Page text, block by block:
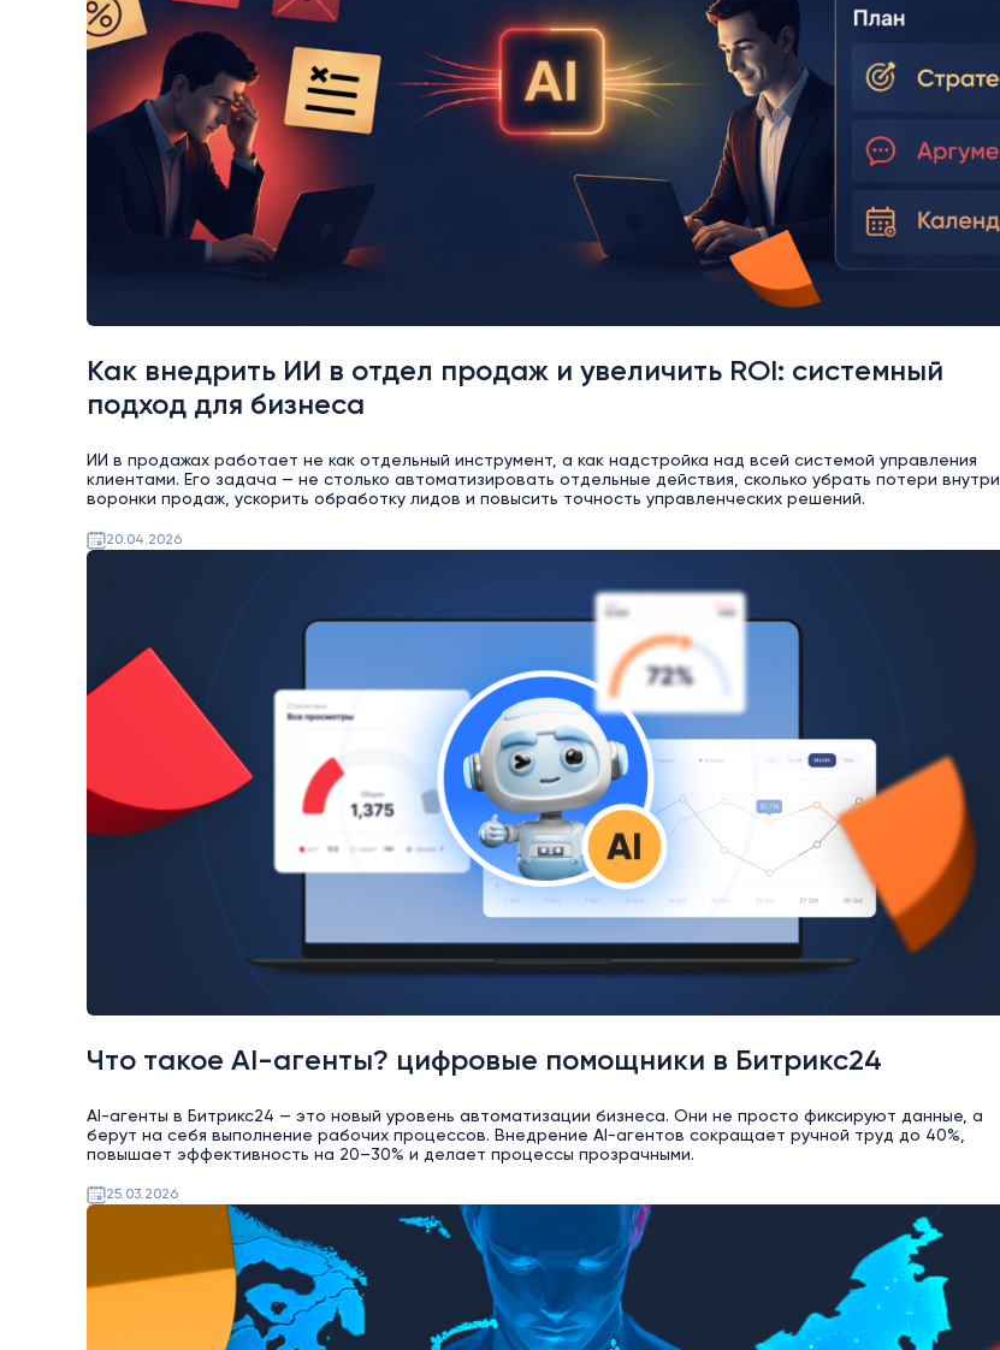
Как внедрить ИИ в отдел продаж и увеличить ROI: системный
подход для бизнеса
ИИ в продажах работает не как отдельный инструмент, а как надстройка над всей системой управления
клиентами. Его задача — не столько автоматизировать отдельные действия, сколько убрать потери внутри
воронки продаж, ускорить обработку лидов и повысить точность управленческих решений.
20.04.2026
Что такое AI-агенты? цифровые помощники в Битрикс24
AI-агенты в Битрикс24 — это новый уровень автоматизации бизнеса. Они не просто фиксируют данные, а
берут на себя выполнение рабочих процессов. Внедрение AI-агентов сокращает ручной труд до 40%,
повышает эффективность на 20–30% и делает процессы прозрачными.
25.03.2026